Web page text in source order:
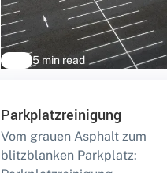
5 min read
Parkplatzreinigung
Vom grauen Asphalt zum
blitzblanken Parkplatz: